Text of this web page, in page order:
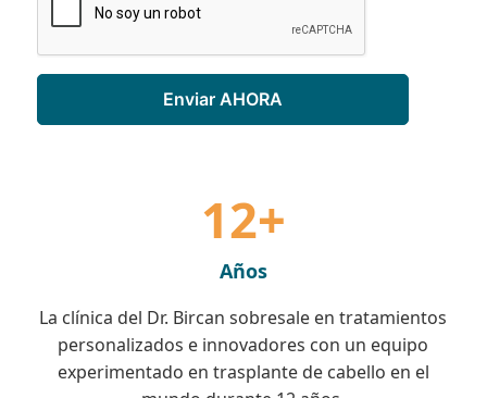
12+
Años
La clínica del Dr. Bircan sobresale en tratamientos
personalizados e innovadores con un equipo
experimentado en trasplante de cabello en el